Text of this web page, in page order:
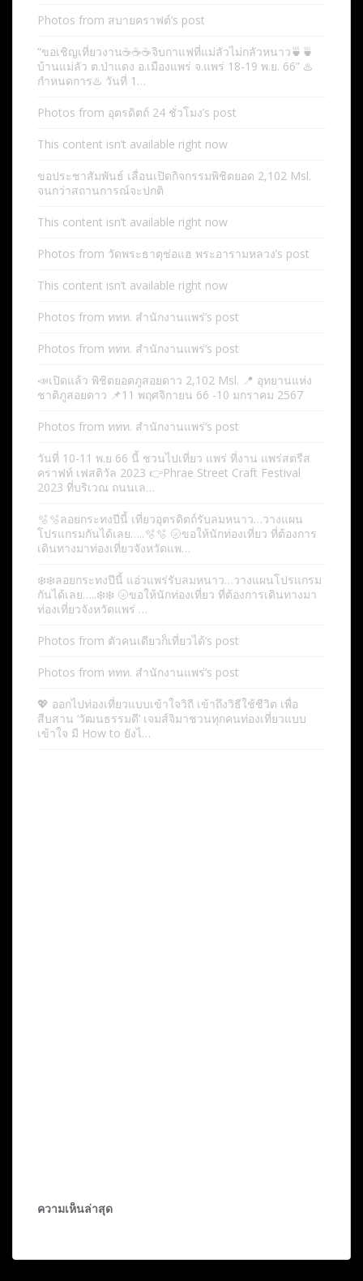
Photos from สบายคราฟต์’s post
“ขอเชิญเที่ยวงาน☕️☕️☕️จิบกาแฟที่แม่ลัวไม่กลัวหนาว🍵🍵
บ้านแม่ลัว ต.ป่าแดง อ.เมืองแพร่ จ.แพร่ 18-19 พ.ย. 66” ♨️
กำหนดการ♨️ วันที่ 1…
Photos from อุตรดิตถ์ 24 ชั่วโมง’s post
This content isn’t available right now
ขอประชาสัมพันธ์ เลื่อนเปิดกิจกรรมพิชิตยอด 2,102 Msl.
จนกว่าสถานการณ์จะปกติ
This content isn’t available right now
Photos from วัดพระธาตุช่อแฮ พระอารามหลวง’s post
This content isn’t available right now
Photos from ททท. สำนักงานแพร่’s post
Photos from ททท. สำนักงานแพร่’s post
📣เปิดแล้ว พิชิตยอดภูสอยดาว 2,102 Msl. 📍 อุทยานแห่ง
ชาติภูสอยดาว 📌11 พฤศจิกายน 66 -10 มกราคม 2567
Photos from ททท. สำนักงานแพร่’s post
วันที่ 10-11 พ.ย 66 นี้ ชวนไปเที่ยว แพร่ ที่งาน แพร่สตรีส
คราฟท์ เฟสติวัล 2023 👉Phrae Street Craft Festival
2023 ที่บริเวณ ถนนเล…
🫧🫧ลอยกระทงปีนี้ เที่ยวอุตรดิตถ์รับลมหนาว…วางแผน
โปรแกรมกันได้เลย…..🫧🫧 🌝ขอให้นักท่องเที่ยว ที่ต้องการ
เดินทางมาท่องเที่ยวจังหวัดแพ…
❄️❄️ลอยกระทงปีนี้ แอ่วแพร่รับลมหนาว…วางแผนโปรแกรม
กันได้เลย…..❄️❄️ 🌝ขอให้นักท่องเที่ยว ที่ต้องการเดินทางมา
ท่องเที่ยวจังหวัดแพร่ …
Photos from ตัวคนเดียวก็เที่ยวได้’s post
Photos from ททท. สำนักงานแพร่’s post
💖 ออกไปท่องเที่ยวแบบเข้าใจวิถี เข้าถึงวิธีใช้ชีวิต เพื่อ
สืบสาน ‘วัฒนธรรมดี’ เจมส์จิมาชวนทุกคนท่องเที่ยวแบบ
เข้าใจ มี How to ยังไ…
ความเห็นล่าสุด